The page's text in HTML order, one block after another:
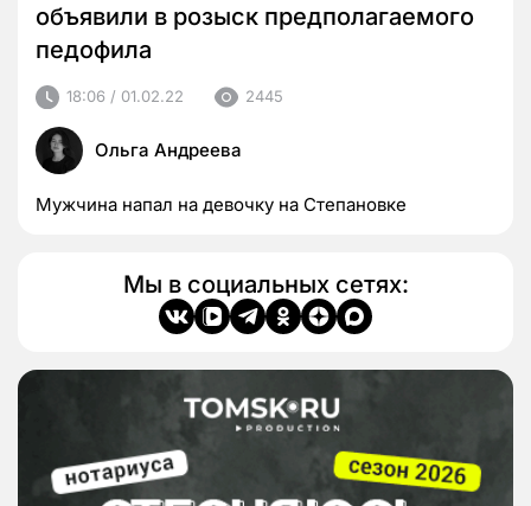
объявили в розыск предполагаемого
педофила
18:06 / 01.02.22 2445
Ольга Андреева
Мужчина напал на девочку на Степановке
Мы в социальных сетях: